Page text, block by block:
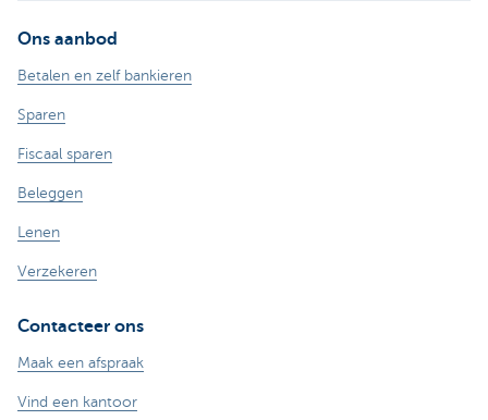
Ons aanbod
Betalen en zelf bankieren
Sparen
Fiscaal sparen
Beleggen
Lenen
Verzekeren
Contacteer ons
Maak een afspraak
Vind een kantoor